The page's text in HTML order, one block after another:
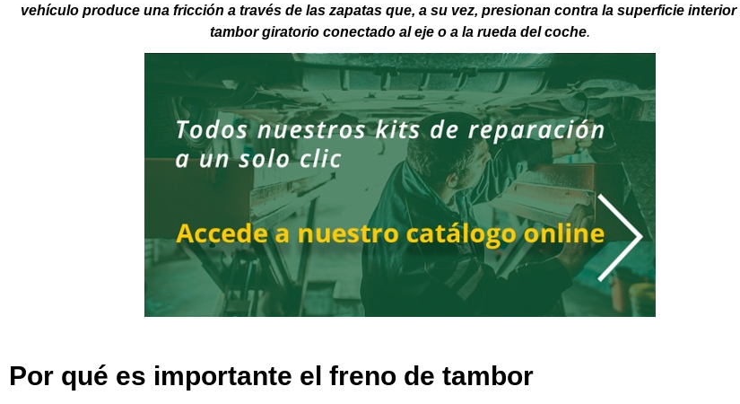
vehículo produce una fricción a través de las zapatas que, a su vez, presionan contra la superficie interior
tambor giratorio conectado al eje o a la rueda del coche.
Por qué es importante el freno de tambor